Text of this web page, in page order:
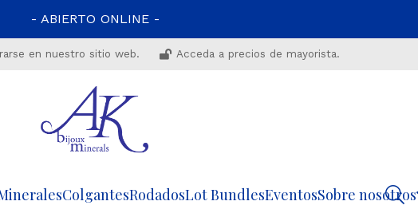
- ABIERTO ONLINE -
en nuestro sitio web. Acceda a precios de mayorista.
ColgantesRodadosLot BundlesEventosSobre nosotros